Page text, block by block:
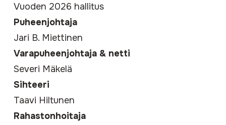
Vuoden 2026 hallitus
Puheenjohtaja
Jari B. Miettinen
Varapuheenjohtaja & netti
Severi Mäkelä
Sihteeri
Taavi Hiltunen
Rahastonhoitaja